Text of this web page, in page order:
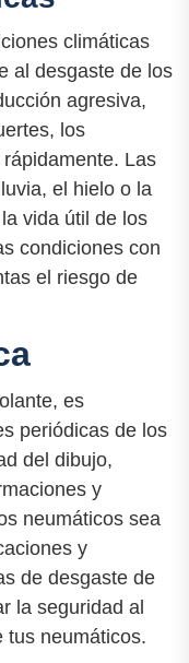
climáticas
al desgaste de los
agresiva,
los
Las
el hielo o la
vida útil de los
condiciones con
el riesgo de
es
periódicas de los
del dibujo,
y
neumáticos sea
y
de desgaste de
la seguridad al
tus neumáticos.